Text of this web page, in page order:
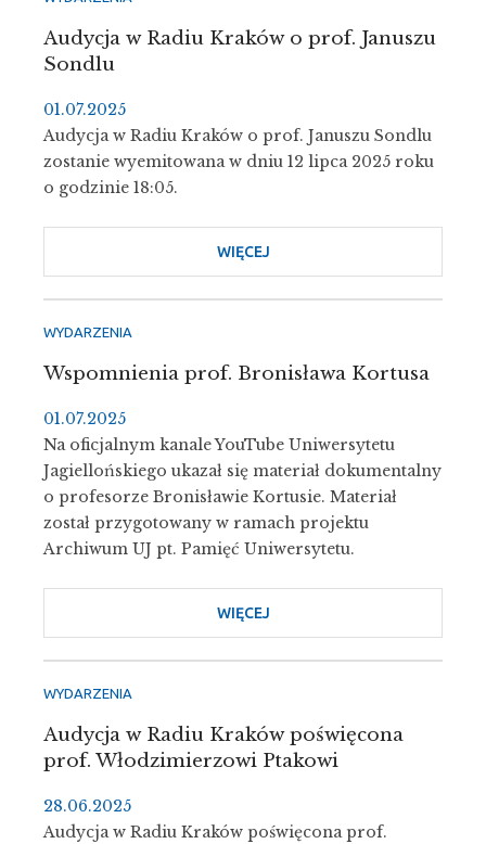
1973)
ŚWIETLE
Audycja w Radiu Kraków o prof. Januszu
Sondlu
01.07.2025
Audycja w Radiu Kraków o prof. Januszu Sondlu
zostanie wyemitowana w dniu 12 lipca 2025 roku
o godzinie 18:05.
WIĘCEJ
AUDYCJA
W
O
JANUSZU
SONDLU
WYDARZENIA
Wspomnienia prof. Bronisława Kortusa
01.07.2025
Na oficjalnym kanale YouTube Uniwersytetu
Jagiellońskiego ukazał się materiał dokumentalny
o profesorze Bronisławie Kortusie. Materiał
został przygotowany w ramach projektu
Archiwum UJ pt. Pamięć Uniwersytetu.
WIĘCEJ
WSPOMNIENIA
PROF.
WYDARZENIA
Audycja w Radiu Kraków poświęcona
prof. Włodzimierzowi Ptakowi
28.06.2025
Audycja w Radiu Kraków poświęcona prof.